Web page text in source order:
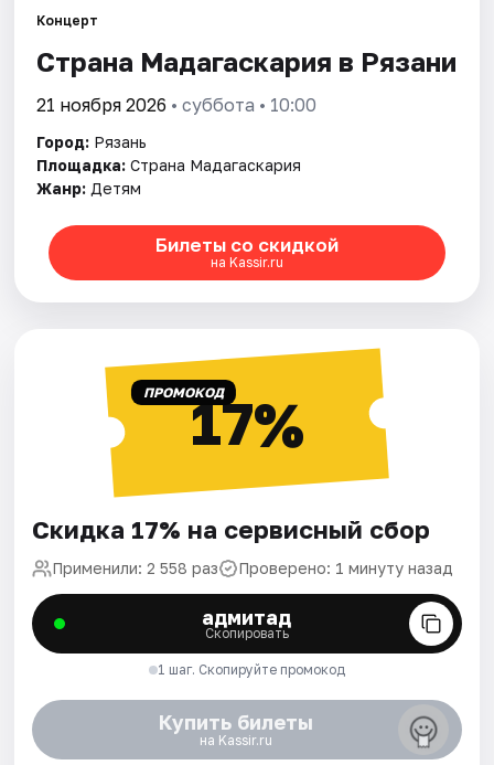
Площадки
Артисты
Рейтинги
Концерт
Страна Мадагаскария в Рязани
21 ноября 2026 • суббота • 10:00
Город: Рязань
Площадка: Страна Мадагаскария
Жанр: Детям
Билеты со скидкой
на Kassir.ru
ПРОМОКОД17%
Скидка 17% на сервисный сбор
Применили: 2 558 раз Проверено: 1 минуту назад
адмитад
Скопировать
1 шаг. Скопируйте промокод
Купить билеты
на Kassir.ru